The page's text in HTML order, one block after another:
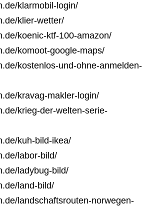
klarmobil-login/
klier-wetter/
koenic-ktf-100-amazon/
komoot-google-maps/
kostenlos-und-ohne-anmelden-
kravag-makler-login/
krieg-der-welten-serie-
kuh-bild-ikea/
labor-bild/
ladybug-bild/
land-bild/
landschaftsrouten-norwegen-